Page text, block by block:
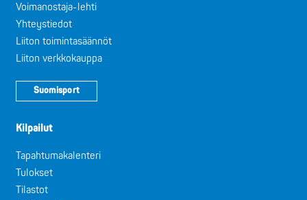
Voimanostaja-lehti
Yhteystiedot
Liiton toimintasäännöt
Liiton verkkokauppa
Suomisport
Kilpailut
Tapahtumakalenteri
Tulokset
Tilastot